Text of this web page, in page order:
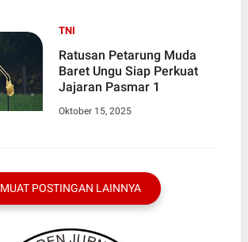
TNI
Ratusan Petarung Muda
Baret Ungu Siap Perkuat
Jajaran Pasmar 1
Oktober 15, 2025
MUAT POSTINGAN LAINNYA